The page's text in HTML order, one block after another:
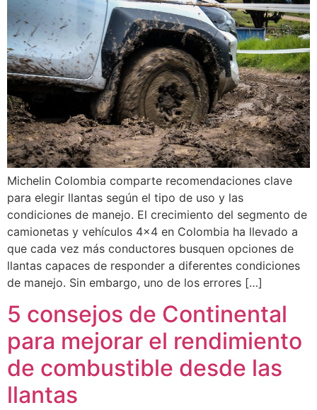
Michelin Colombia comparte recomendaciones clave
para elegir llantas según el tipo de uso y las
condiciones de manejo. El crecimiento del segmento de
camionetas y vehículos 4×4 en Colombia ha llevado a
que cada vez más conductores busquen opciones de
llantas capaces de responder a diferentes condiciones
de manejo. Sin embargo, uno de los errores […]
5 consejos de Continental
para mejorar el rendimiento
de combustible desde las
llantas